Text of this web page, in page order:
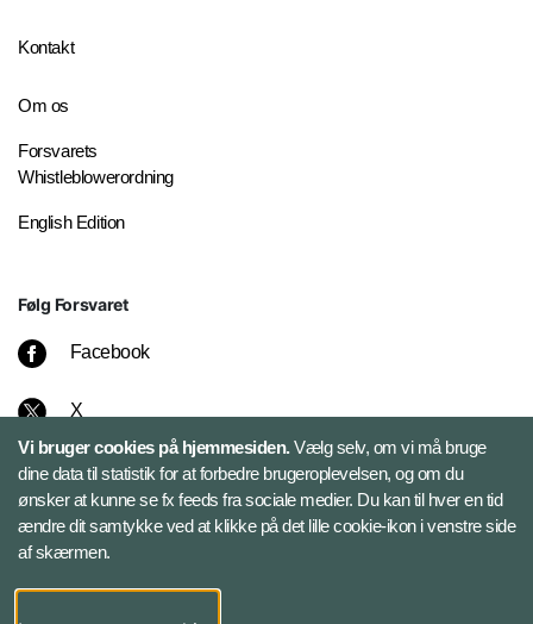
Kontakt
Om os
Forsvarets
Whistleblowerordning
English Edition
Følg Forsvaret
Facebook
X
Instagram
Bluesky
LinkedIn
Vi bruger cookies på hjemmesiden.Vælg selv, om vi må bruge
dine data til statistik for at forbedre brugeroplevelsen, og om du
ønsker at kunne se fx feeds fra sociale medier. Du kan til hver en tid
ændre dit samtykke ved at klikke på det lille cookie-ikon i venstre side
af skærmen.